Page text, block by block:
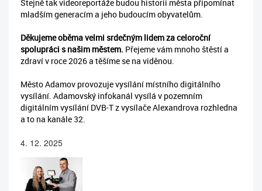
Stejně tak videoreportáže budou historii města připomínat
mladším generacím a jeho budoucím obyvatelům.
Děkujeme oběma velmi srdečným lidem za celoroční
spolupráci s našim městem. Přejeme vám mnoho štěstí a
zdraví v roce 2026 a těšíme se na viděnou.
Město Adamov provozuje vysílání místního digitálního
vysílání. Adamovský infokanál vysílá v pozemním
digitálním vysílání DVB-T z vysílače Alexandrova rozhledna
a to na kanále 32.
4. 12. 2025